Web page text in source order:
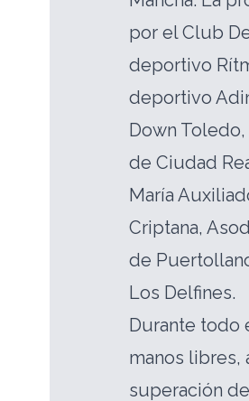
por el Club
deportivo
deportivo
Down
de Ciudad
María
Criptana,
de
Los Delfines.
Durante todo
manos libres,
superación